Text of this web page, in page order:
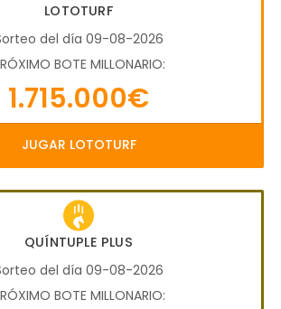
LOTOTURF
del día 09-08-2026
BOTE MILLONARIO:
1.715.000€
JUGAR LOTOTURF
QUÍNTUPLE PLUS
del día 09-08-2026
BOTE MILLONARIO: